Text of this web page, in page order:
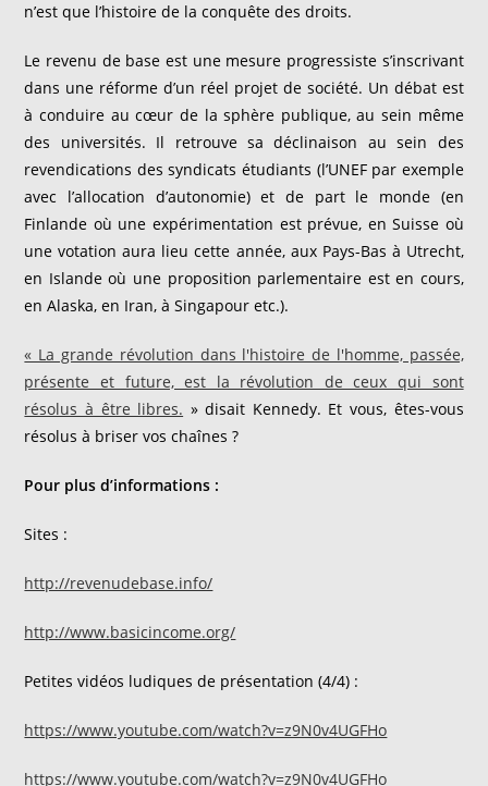
n’est que l’histoire de la conquête des droits.
Le revenu de base est une mesure progressiste s’inscrivant
dans une réforme d’un réel projet de société. Un débat est
à conduire au cœur de la sphère publique, au sein même
des universités. Il retrouve sa déclinaison au sein des
revendications des syndicats étudiants (l’UNEF par exemple
avec l’allocation d’autonomie) et de part le monde (en
Finlande où une expérimentation est prévue, en Suisse où
une votation aura lieu cette année, aux Pays-Bas à Utrecht,
en Islande où une proposition parlementaire est en cours,
en Alaska, en Iran, à Singapour etc.).
« La grande révolution dans l'histoire de l'homme, passée,
présente et future, est la révolution de ceux qui sont
résolus à être libres. » disait Kennedy. Et vous, êtes-vous
résolus à briser vos chaînes ?
Pour plus d’informations :
Sites :
http://revenudebase.info/
http://www.basicincome.org/
Petites vidéos ludiques de présentation (4/4) :
https://www.youtube.com/watch?v=z9N0v4UGFHo
https://www.youtube.com/watch?v=z9N0v4UGFHo